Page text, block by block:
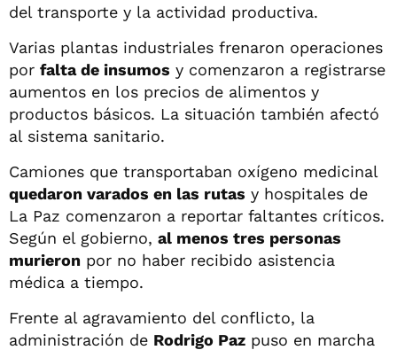
del transporte y la actividad productiva.
Varias plantas industriales frenaron operaciones
por falta de insumos y comenzaron a registrarse
aumentos en los precios de alimentos y
productos básicos. La situación también afectó
al sistema sanitario.
Camiones que transportaban oxígeno medicinal
quedaron varados en las rutas y hospitales de
La Paz comenzaron a reportar faltantes críticos.
Según el gobierno, al menos tres personas
murieron por no haber recibido asistencia
médica a tiempo.
Frente al agravamiento del conflicto, la
administración de Rodrigo Paz puso en marcha